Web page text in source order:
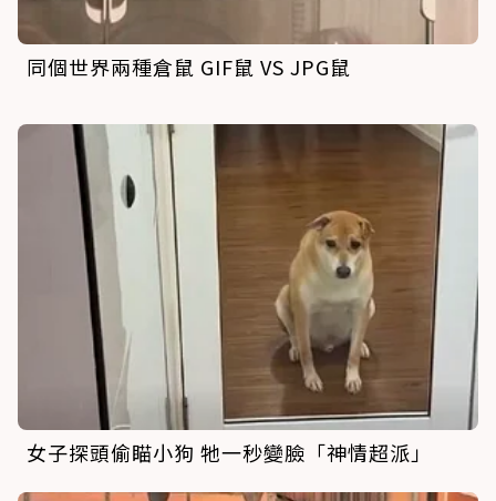
同個世界兩種倉鼠 GIF鼠 VS JPG鼠
女子探頭偷瞄小狗 牠一秒變臉「神情超派」